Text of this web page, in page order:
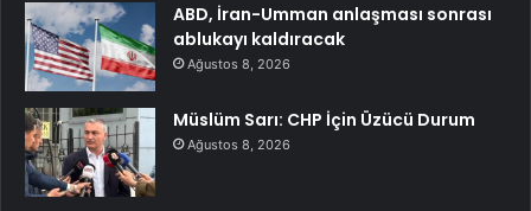
ABD, İran-Umman anlaşması sonrası
ablukayı kaldıracak
Ağustos 8, 2026
Müslüm Sarı: CHP İçin Üzücü Durum
Ağustos 8, 2026